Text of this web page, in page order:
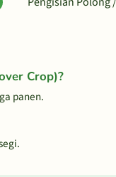
Crop)?
panen.